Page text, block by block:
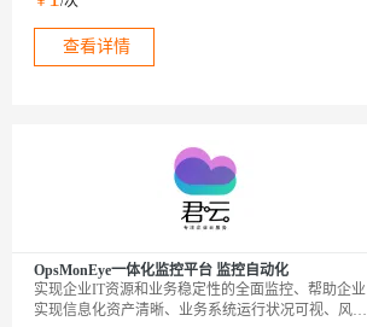
查看详情
OpsMonEye一体化监控平台 监控自动化
实现企业IT资源和业务稳定性的全面监控、帮助企业
实现信息化资产清晰、业务系统运行状况可视、风险